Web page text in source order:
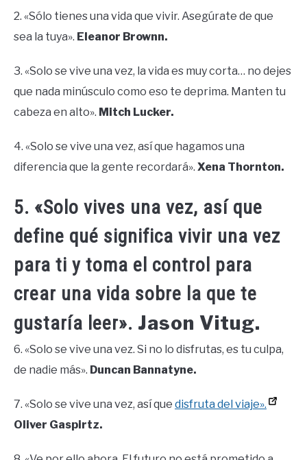
2. «Sólo tienes una vida que vivir. Asegúrate de que
sea la tuya». Eleanor Brownn.
3. «Solo se vive una vez, la vida es muy corta… no dejes
que nada minúsculo como eso te deprima. Manten tu
cabeza en alto». Mitch Lucker.
4. «Solo se vive una vez, así que hagamos una
diferencia que la gente recordará». Xena Thornton.
5. «Solo vives una vez, así que
define qué significa vivir una vez
para ti y toma el control para
crear una vida sobre la que te
gustaría leer». Jason Vitug.
6. «Solo se vive una vez. Si no lo disfrutas, es tu culpa,
de nadie más». Duncan Bannatyne.
7. «Solo se vive una vez, así que disfruta del viaje».
Oliver Gaspirtz.